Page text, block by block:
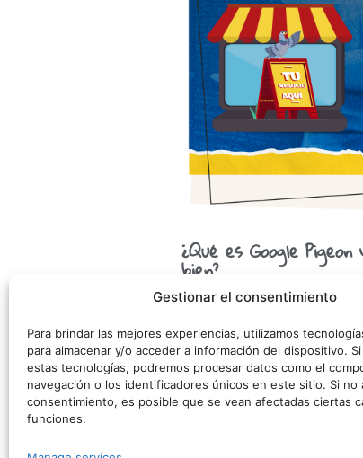
Gestionar el consentimiento
Para brindar las mejores experiencias, utilizamos
para almacenar y/o acceder a información del dispositivo.
estas tecnologías, podremos procesar datos como el
navegación o los identificadores únicos en este sitio. Si no
consentimiento, es posible que se vean afectadas ciertas
funciones.
¿Qué es Google
bien?
Si trabajas en marketing
de soltar actualizaciones con
Hummingbird… y sí, también